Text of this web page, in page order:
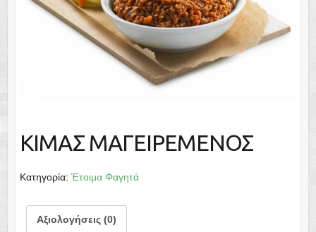
ΚΙΜΑΣ ΜΑΓΕΙΡΕΜΕΝΟΣ
Κατηγορία: Έτοιμα Φαγητά
Αξιολογήσεις (0)